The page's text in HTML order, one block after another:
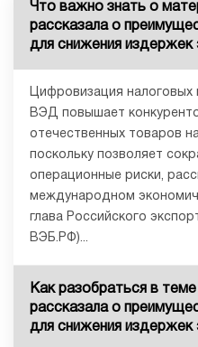
Что важно знать о
рассказала о
для снижения издержек
Цифровизация
ВЭД повышает
отечественных товаров
поскольку позволяет
операционные риски,
международном
глава Российского
ВЭБ.РФ)...
Как разобраться в
рассказала о
для снижения издержек